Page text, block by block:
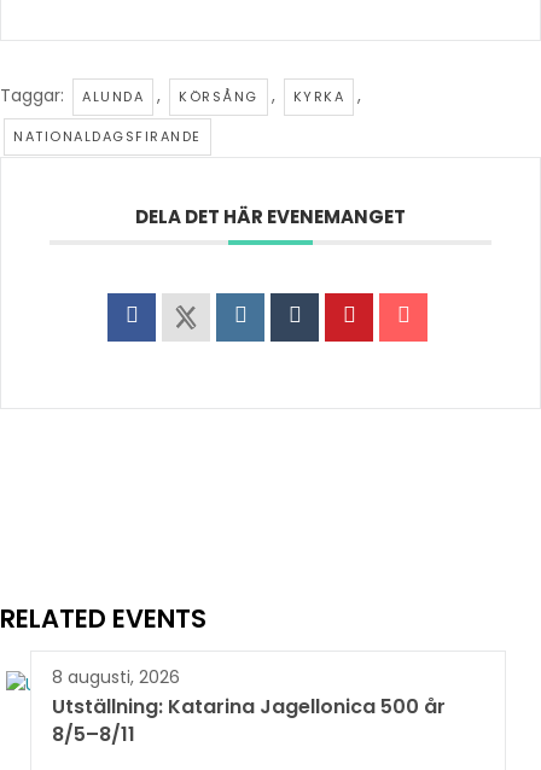
Taggar: ALUNDA , KÖRSÅNG , KYRKA ,
NATIONALDAGSFIRANDE
DELA DET HÄR EVENEMANGET
RELATED EVENTS
8 augusti, 2026
Utställning: Katarina Jagellonica 500 år
8/5–8/11